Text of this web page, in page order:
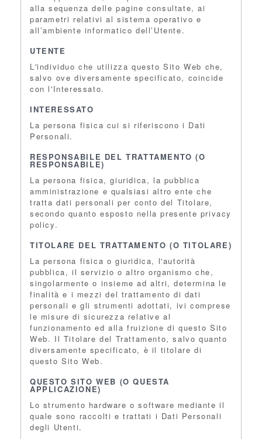
alla sequenza delle pagine consultate, ai
parametri relativi al sistema operativo e
all’ambiente informatico dell’Utente.
UTENTE
L'individuo che utilizza questo Sito Web che,
salvo ove diversamente specificato, coincide
con l'Interessato.
INTERESSATO
La persona fisica cui si riferiscono i Dati
Personali.
RESPONSABILE DEL TRATTAMENTO (O
RESPONSABILE)
La persona fisica, giuridica, la pubblica
amministrazione e qualsiasi altro ente che
tratta dati personali per conto del Titolare,
secondo quanto esposto nella presente privacy
policy.
TITOLARE DEL TRATTAMENTO (O TITOLARE)
La persona fisica o giuridica, l'autorità
pubblica, il servizio o altro organismo che,
singolarmente o insieme ad altri, determina le
finalità e i mezzi del trattamento di dati
personali e gli strumenti adottati, ivi comprese
le misure di sicurezza relative al
funzionamento ed alla fruizione di questo Sito
Web. Il Titolare del Trattamento, salvo quanto
diversamente specificato, è il titolare di
questo Sito Web.
QUESTO SITO WEB (O QUESTA
APPLICAZIONE)
Lo strumento hardware o software mediante il
quale sono raccolti e trattati i Dati Personali
degli Utenti.